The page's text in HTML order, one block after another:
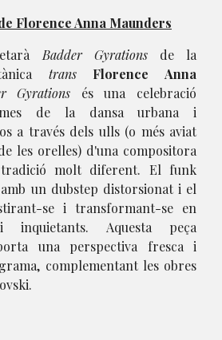
Florence Anna Maunders
Badder Gyrationsde la
trans Florence Anna
Gyrations és una celebració
de la dansa urbana i
a través dels ulls (o més aviat
les orelles) d'una compositora
molt diferent. El funk
un dubstep distorsionat i el
se i transformant-se en
Aquesta peça
una perspectiva fresca i
complementant les obres